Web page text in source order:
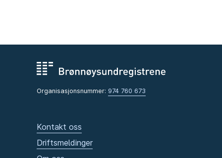
Organisasjonsnummer: 974 760 673
Kontakt oss
Driftsmeldinger